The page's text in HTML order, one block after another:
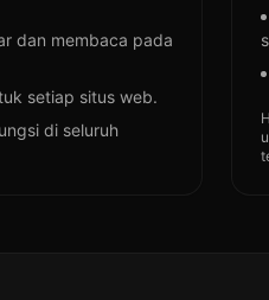
dan membaca pada
setiap situs web.
di seluruh